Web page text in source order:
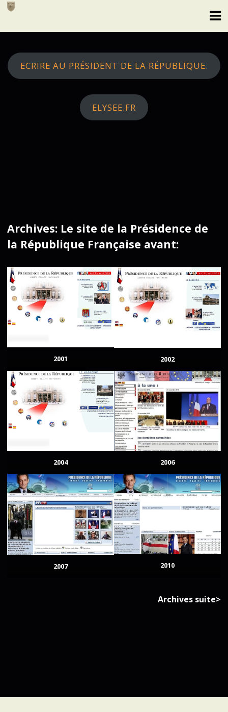
Skip
ECRIRE AU PRÉSIDENT DE LA RÉPUBLIQUE.
ELYSEE.FR
Archives: Le site de la Présidence de
la République Française avant:
2001 2002
2004 2006
2007 2010
Archives suite>